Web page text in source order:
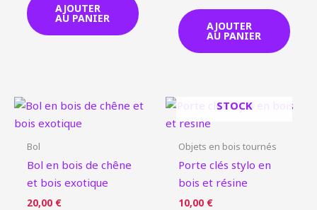
AJOUTER
AU PANIER
AJOUTER
AU PANIER
Bol
Bol en bois de chêne
et bois exotique
20,00 €
STOCK
Objets en bois tournés
Porte clés stylo en
bois et résine
10,00 €